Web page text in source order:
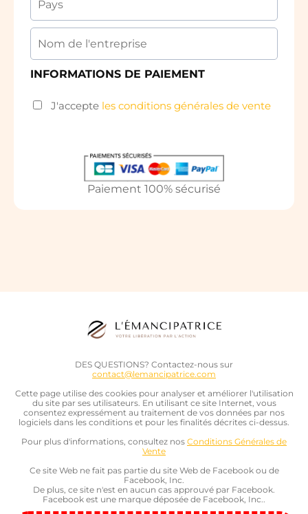
INFORMATIONS DE PAIEMENT
J'accepte les conditions générales de vente
Paiement 100% sécurisé
DES QUESTIONS? Contactez-nous sur
contact@lemancipatrice.com
Cette page utilise des cookies pour analyser et améliorer l'utilisation
du site par ses utilisateurs. En utilisant ce site Internet, vous
consentez expressément au traitement de vos données par nos
logiciels dans les conditions et pour les finalités décrites ci-dessus.
Pour plus d'informations, consultez nos Conditions Générales de
Vente
Ce site Web ne fait pas partie du site Web de Facebook ou de
Facebook, Inc.
De plus, ce site n'est en aucun cas approuvé par Facebook.
Facebook est une marque déposée de Facebook, Inc..